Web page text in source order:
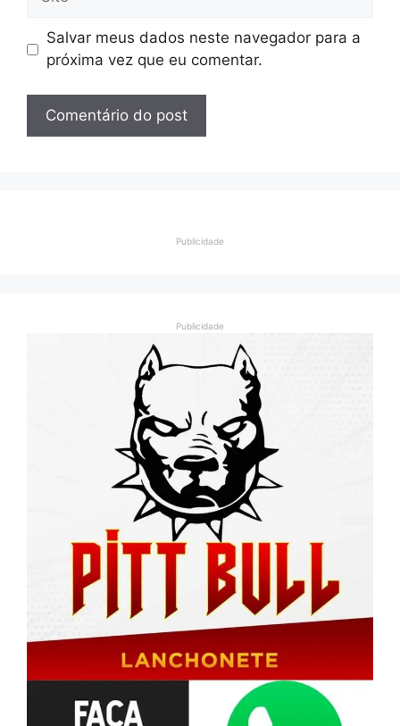
Salvar meus dados neste navegador para a
próxima vez que eu comentar.
Publicidade
Publicidade